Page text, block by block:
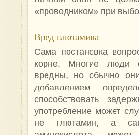
«проводником» при
Вред глютамина
Сама постановка
корне. Многие люди
вредны, но обычно
добавлением
способствовать
употребление может
не глютамин, а